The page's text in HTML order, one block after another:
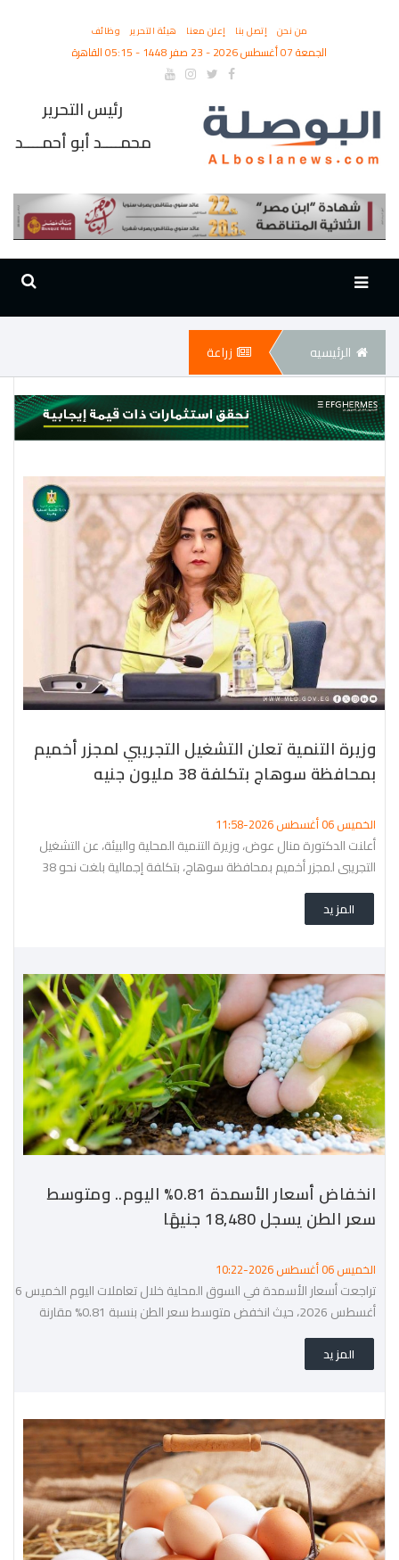
من نحن إتصل بنا إعلن معنا هيئة التحرير وظائف
الجمعة 07 أغسطس 2026 - 23 صفر 1448 - 05:15 القاهرة
رئيس التحرير
محمــــد أبو أحمــــد
الرئيسيه زراعة
وزيرة التنمية تعلن التشغيل التجريبي لمجزر أخميم
بمحافظة سوهاج بتكلفة 38 مليون جنيه
الخميس 06 أغسطس 2026-11:58
أعلنت الدكتورة منال عوض، وزيرة التنمية المحلية والبيئة، عن التشغيل
التجريبي لمجزر أخميم بمحافظة سوهاج، بتكلفة إجمالية بلغت نحو 38
مليون جنيه،
المزيد
انخفاض أسعار الأسمدة 0.81% اليوم.. ومتوسط
سعر الطن يسجل 18,480 جنيهًا
الخميس 06 أغسطس 2026-10:22
تراجعت أسعار الأسمدة في السوق المحلية خلال تعاملات اليوم الخميس 6
أغسطس 2026، حيث انخفض متوسط سعر الطن بنسبة 0.81% مقارنة
باليوم السابق، ليسجل 18,479.95 جنيهًا للطن.
المزيد